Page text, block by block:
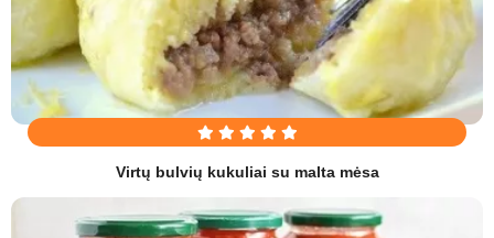
Virtų bulvių kukuliai su malta mėsa